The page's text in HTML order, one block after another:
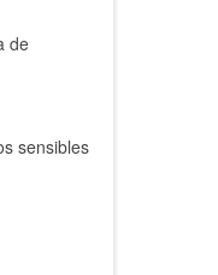
de
sensibles